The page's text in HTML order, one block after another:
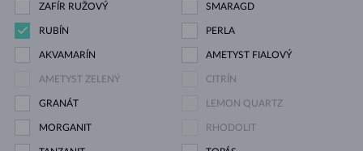
ZAFÍR RUŽOVÝ SMARAGD
RUBÍN PERLA
AKVAMARÍN AMETYST FIALOVÝ
AMETYST ZELENÝ CITRÍN
GRANÁT LEMON QUARTZ
MORGANIT RHODOLIT